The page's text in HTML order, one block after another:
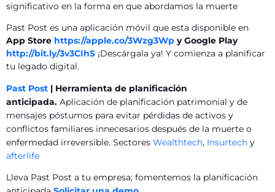
significativo en la forma en que abordamos la muerte
Past Post es una aplicación móvil que esta disponible en
App Store https://apple.co/3Wzg3Wp y Google Play
http://bit.ly/3v3CIhS ¡Descárgala ya! Y comienza a planificar
tu legado digital.
Past Post | Herramienta de planificación
anticipada. Aplicación de planificación patrimonial y de
mensajes póstumos para evitar pérdidas de activos y
conflictos familiares innecesarios después de la muerte o
enfermedad irreversible. Sectores Wealthtech, Insurtech y
afterlife
Lleva Past Post a tu empresa; fomentemos la planificación